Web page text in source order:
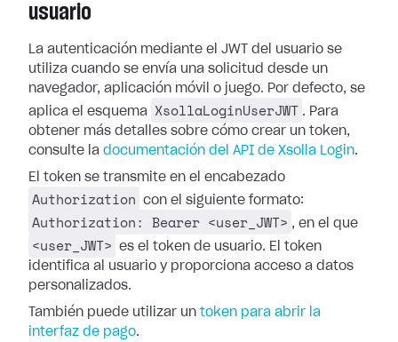
usuario
La autenticación mediante el JWT del usuario se
utiliza cuando se envía una solicitud desde un
navegador, aplicación móvil o juego. Por defecto, se
aplica el esquema
XsollaLoginUserJWT . Para
obtener más detalles sobre cómo crear un token,
consulte la documentación del API de Xsolla Login.
El token se transmite en el encabezado
Authorization con el siguiente formato:
Authorization: Bearer <user_JWT> , en el que
<user_JWT>
es el token de usuario. El token
identifica al usuario y proporciona acceso a datos
personalizados.
También puede utilizar un token para abrir la
interfaz de pago.